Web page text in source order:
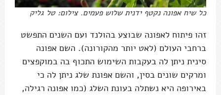
כל שיח אפונה נקטף ידנית שלוש פעמים. צילום: טל גליק
זהו פיתוח לאפונה שבוצע בהולנד ועם השנים התפשט
ברחבי העולם (לאט יותר מהקורונה). השם אפונה
סינית ניתן לה בעקבות השימוש התכוף בה במוקפצים
ומרקים שונים בסין, והשם אפונת שלג ניתן לה כי
באירופה היא נשתלה בעונת השלג (כמו אפונה רגילה,